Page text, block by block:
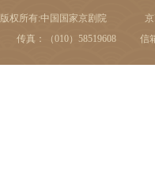
版权所有:中国国家京剧院
传真：（010）58519608 信